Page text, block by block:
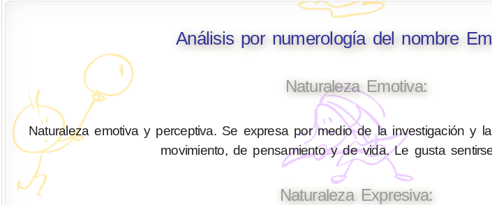
Análisis por numerología del nombre
Naturaleza Emotiva:
Naturaleza emotiva y perceptiva. Se expresa por medio de la investigación y
movimiento, de pensamiento y de vida. Le gusta
Naturaleza Expresiva: